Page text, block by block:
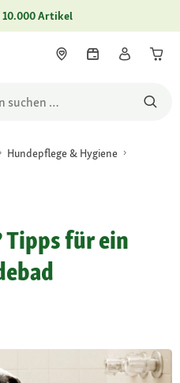
10.000 Artikel
Hundepflege & Hygiene
Tipps für ein